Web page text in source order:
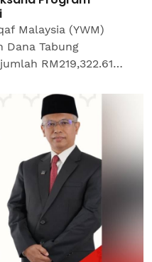
Malaysia (YWM)
Dana Tabung
RM219,322.61